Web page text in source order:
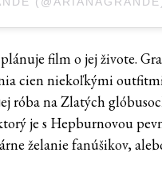
film o jej živote.
cien niekoľkými
róba na Zlatých
je s Hepburnovou
želanie fanúšikov,